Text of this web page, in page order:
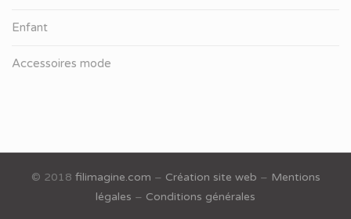
Enfant
Accessoires mode
© 2018 filimagine.com – Création site web – Mentions
légales – Conditions générales